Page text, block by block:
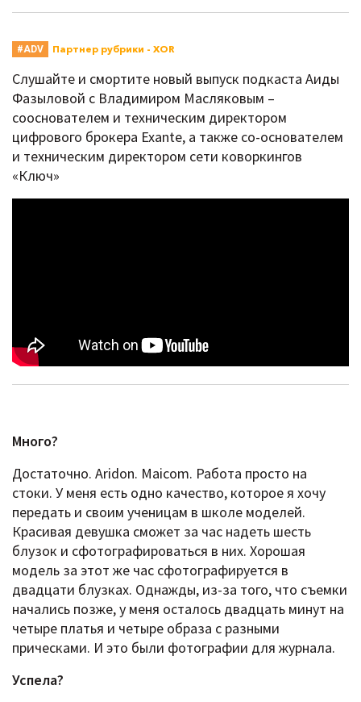
#ADV Партнер рубрики - XOR
Слушайте и смортите новый выпуск подкаста Аиды
Фазыловой с Владимиром Масляковым –
сооснователем и техническим директором
цифрового брокера Exante, а также со-основателем
и техническим директором сети коворкингов
«Ключ»
Много?
Достаточно. Aridon. Maicom. Работа просто на
стоки. У меня есть одно качество, которое я хочу
передать и своим ученицам в школе моделей.
Красивая девушка сможет за час надеть шесть
блузок и сфотографироваться в них. Хорошая
модель за этот же час сфотографируется в
двадцати блузках. Однажды, из-за того, что съемки
начались позже, у меня осталось двадцать минут на
четыре платья и четыре образа с разными
прическами. И это были фотографии для журнала.
Успела?